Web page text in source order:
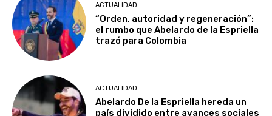
ACTUALIDAD
“Orden, autoridad y regeneración”:
el rumbo que Abelardo de la Espriella
trazó para Colombia
ACTUALIDAD
Abelardo De la Espriella hereda un
país dividido entre avances sociales